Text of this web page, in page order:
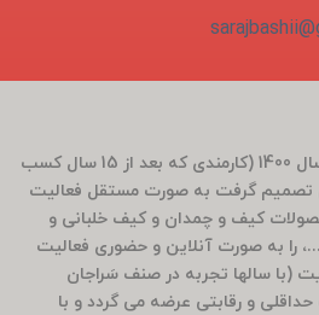
فروشگاه سَراج باشی در بَهار سال 1400 (کارمندی که بعد از 15 سال کسب
تصمیم گرفت به صورت مستقل فعالیت
کیف و چمدان و کیف خلبانی و
را به صورت آنلاین و حضوری فعالیت
(با سالها تجربه در صنف سَراجان
و رقابتی عرضه می گردد و با